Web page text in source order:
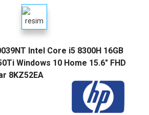
Intel Core i5 8300H 16GB
Windows 10 Home 15.6" FHD
8KZ52EA